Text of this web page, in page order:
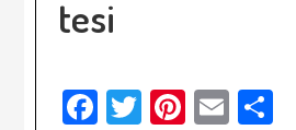
tesi
Facebook
Twitter
Pinterest
Email